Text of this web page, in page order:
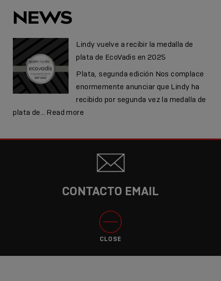
NEWS
Lindy vuelve a recibir la medalla de
plata de EcoVadis en 2025
Plata, segunda edición Nos complace
enormemente anunciar que Lindy ha
recibido por segunda vez la medalla de
plata de… Read more
vuelve
recibir
medalla
plata
EcoVadis
CONTACTO EMAIL
CLOSE